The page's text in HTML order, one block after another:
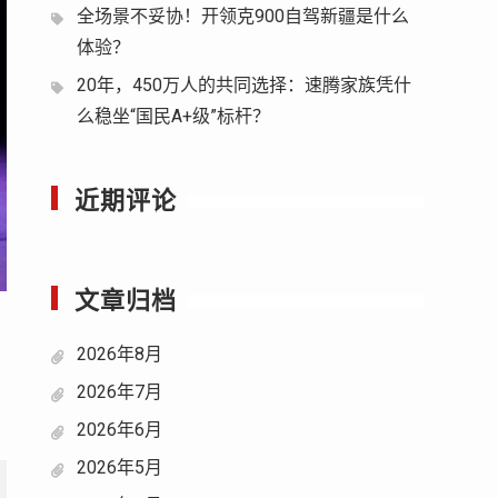
全场景不妥协！开领克900自驾新疆是什么
体验？
20年，450万人的共同选择：速腾家族凭什
么稳坐“国民A+级”标杆？
近期评论
文章归档
2026年8月
2026年7月
2026年6月
2026年5月